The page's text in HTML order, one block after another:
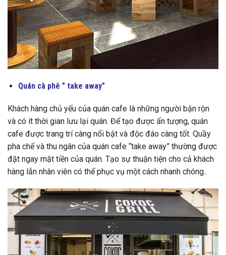
Quán cà phê ” take away”
Khách hàng chủ yếu của quán cafe là những người bận rộn
và có ít thời gian lưu lại quán. Để tạo được ấn tượng, quán
cafe được trang trí càng nổi bật và độc đáo càng tốt. Quầy
pha chế và thu ngân của quán cafe “take away” thường được
đặt ngay mặt tiền của quán. Tạo sự thuận tiện cho cả khách
hàng lẫn nhân viên có thể phục vụ một cách nhanh chóng..